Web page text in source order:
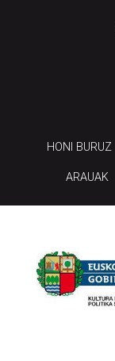
HONI BURUZ
ARAUAK